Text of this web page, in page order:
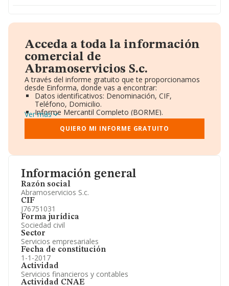
Información general
Razón social
Abramoservicios S.c.
CIF
J76751031
Forma jurídica
Sociedad civil
Sector
Servicios empresariales
Fecha de constitución
1-1-2017
Actividad
Servicios financieros y contables
Actividad CNAE
Acceda a toda la información
comercial de
Abramoservicios S.c.
A través del informe gratuito que te proporcionamos
desde Einforma, donde vas a encontrar:
Datos identificativos: Denominación, CIF,
Teléfono, Domicilio.
Informe Mercantil Completo (BORME).
Gráficos de Evolución Ventas y Empleados.
Consejo de Administración y Administradores.
Directivos y Ejecutivos.
Información oficial y registral complementaria.
Ver más
QUIERO MI INFORME GRATUITO